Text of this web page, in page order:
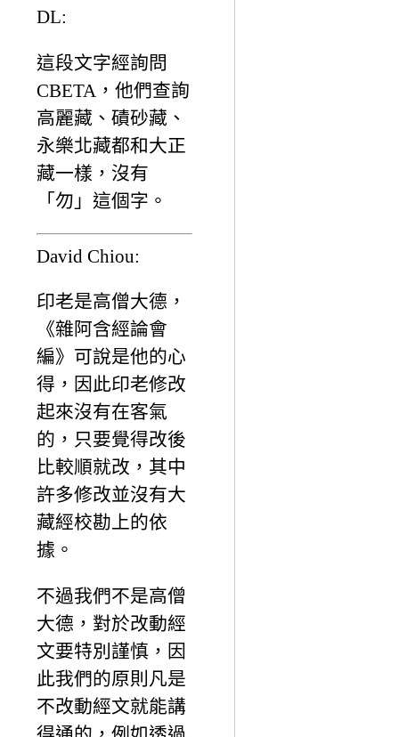
DL:
這段文字經詢問
CBETA，他們查詢
高麗藏、磧砂藏、
永樂北藏都和大正
藏一樣，沒有
「勿」這個字。
David Chiou:
印老是高僧大德，
《雜阿含經論會
編》可說是他的心
得，因此印老修改
起來沒有在客氣
的，只要覺得改後
比較順就改，其中
許多修改並沒有大
藏經校勘上的依
據。
不過我們不是高僧
大德，對於改動經
文要特別謹慎，因
此我們的原則凡是
不改動經文就能講